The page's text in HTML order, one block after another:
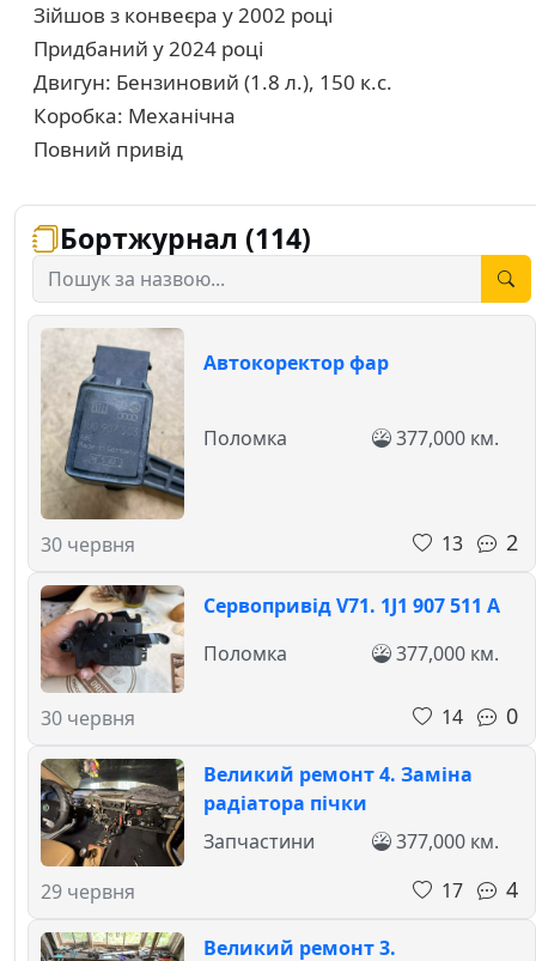
Зійшов з конвеєра у 2002 році
Придбаний у 2024 році
Двигун: Бензиновий (1.8 л.), 150 к.с.
Коробка: Механічна
Повний привід
Бортжурнал (114)
Автокоректор фар
30 червня
Поломка 377,000 км.
13 2
Сервопривід V71. 1J1 907 511 A
30 червня
Поломка 377,000 км.
14 0
Великий ремонт 4. Заміна
радіатора пічки
29 червня
Запчастини
377,000 км.
17
4
Великий ремонт 3.